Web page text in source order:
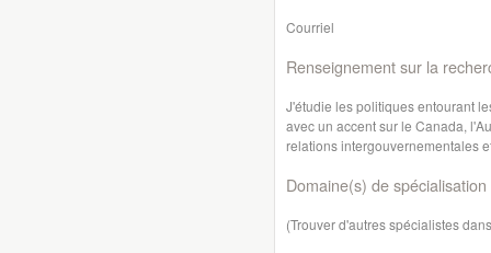
Courriel
Renseignement sur la
J'étudie les politiques entourant
avec un accent sur le Canada,
relations intergouvernementales
Domaine(s) de spécialisation
(Trouver d'autres spécialistes